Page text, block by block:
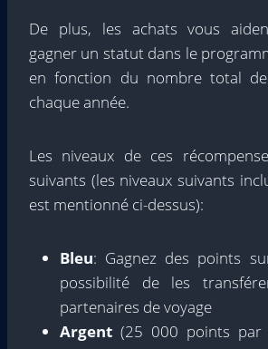
De plus, les achats vous
gagner un statut dans le
en fonction du nombre total
chaque année.
Les niveaux de ces
suivants (les niveaux suivants
est mentionné ci-dessus):
Bleu: Gagnez des points
possibilité de les
partenaires de voyage
Argent (25 000 points